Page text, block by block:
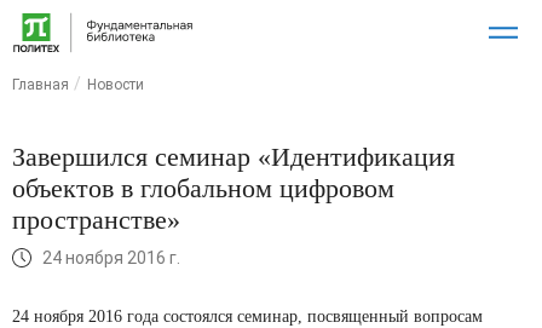
Главная Новости
Завершился семинар «Идентификация
объектов в глобальном цифровом
пространстве»
24 ноября 2016 г.
24 ноября 2016 года состоялся семинар, посвященный вопросам